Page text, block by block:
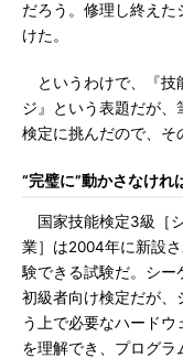
だろう。修理し終えた
けた。
というわけで、『技
ジ』という表題だが
検定に挑んだので、そ
“完璧に”動かさなけ
国家技能検定3級［
業］は2004年に新設
験できる試験だ。シー
初級者向け検定だが、
う上で必要なハードウ
を理解でき、プログラ